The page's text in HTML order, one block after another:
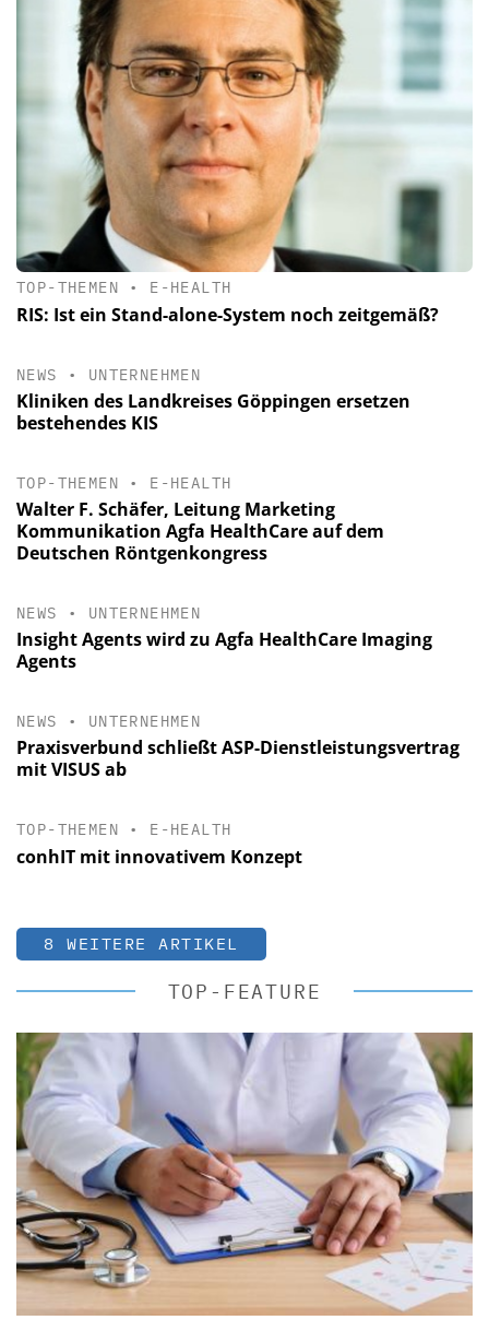
TOP-THEMEN • E-HEALTH
RIS: Ist ein Stand-alone-System noch zeitgemäß?
NEWS • UNTERNEHMEN
Kliniken des Landkreises Göppingen ersetzen
bestehendes KIS
TOP-THEMEN • E-HEALTH
Walter F. Schäfer, Leitung Marketing
Kommunikation Agfa HealthCare auf dem
Deutschen Röntgenkongress
NEWS • UNTERNEHMEN
Insight Agents wird zu Agfa HealthCare Imaging
Agents
NEWS • UNTERNEHMEN
Praxisverbund schließt ASP-Dienstleistungsvertrag
mit VISUS ab
TOP-THEMEN • E-HEALTH
conhIT mit innovativem Konzept
8 WEITERE ARTIKEL
TOP-FEATURE